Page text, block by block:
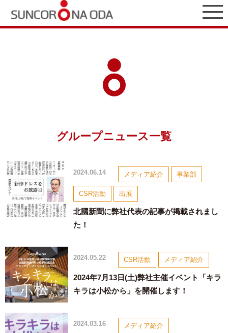
グループニュース一覧
2024.06.14 メディア紹介 事業部
CSR活動 出展
北國新聞に弊社代表の記事が掲載されまし
た！
2024.05.22 CSR活動 メディア紹介
2024年7月13日(土)弊社主催イベント「キラ
キラは小松から」を開催します！
2024.03.16 メディア紹介